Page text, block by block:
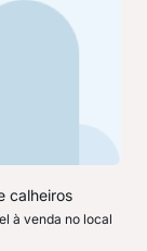
calheiros
à venda no local